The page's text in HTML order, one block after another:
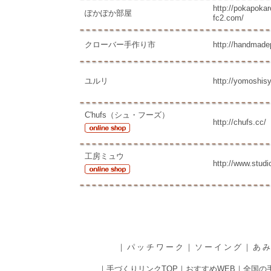
ぽかぽか部屋
http://
fc2.com/
クローバー手作り市 http://
ユルリ http://
C'hufs（シュ・フーズ）
http://chufs.cc/
工房ミュウ
http://
｜ パッチワーク ｜ ソーイング ｜ あ
｜ 手づくりリンクTOP ｜ おすすめWEB ｜ 全国の